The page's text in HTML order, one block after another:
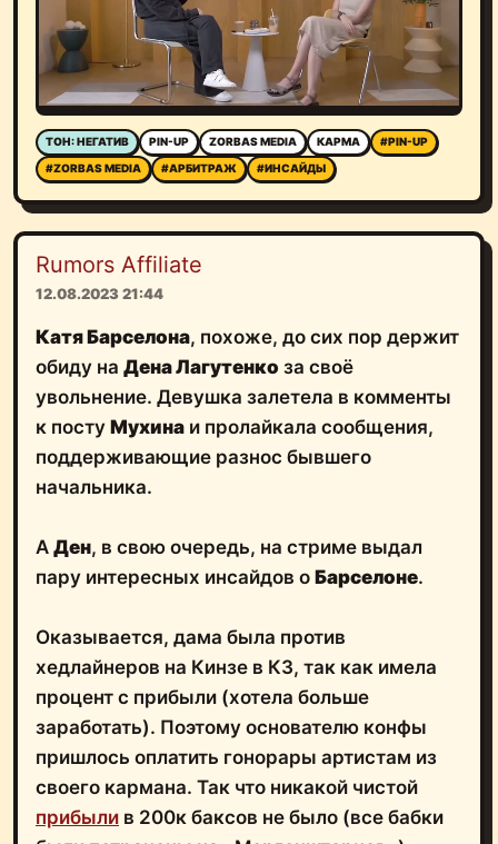
ТОН: НЕГАТИВ PIN-UP ZORBAS MEDIA КАРМА
#PIN-UP
#ZORBAS MEDIA
#АРБИТРАЖ #ИНСАЙДЫ
Rumors Affiliate
12.08.2023 21:44
Катя Барселона, похоже, до сих пор держит
обиду на Дена Лагутенко за своё
увольнение. Девушка залетела в комменты
к посту Мухина и пролайкала сообщения,
поддерживающие разнос бывшего
начальника.
А Ден, в свою очередь, на стриме выдал
пару интересных инсайдов о Барселоне.
Оказывается, дама была против
хедлайнеров на Кинзе в КЗ, так как имела
процент с прибыли (хотела больше
заработать). Поэтому основателю конфы
пришлось оплатить гонорары артистам из
своего кармана. Так что никакой чистой
прибыли в 200к баксов не было (все бабки